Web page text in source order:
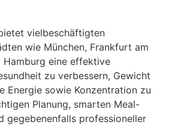
vielbeschäftigten
wie München, Frankfurt am
eine effektive
zu verbessern, Gewicht
Energie sowie Konzentration zu
Planung, smarten Meal-
gegebenenfalls professioneller